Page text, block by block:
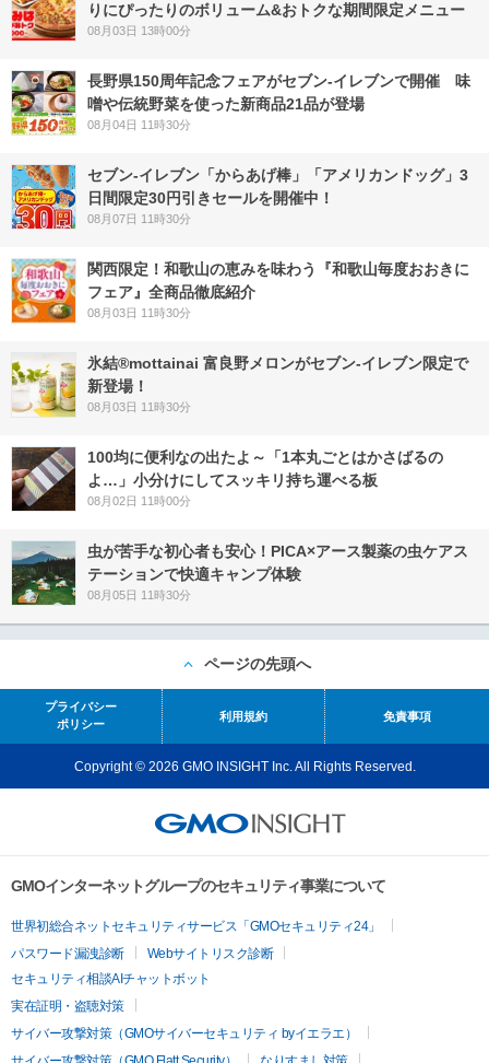
りにぴったりのボリューム&おトクな期間限定メニュー
08月03日 13時00分
長野県150周年記念フェアがセブン-イレブンで開催 味
噌や伝統野菜を使った新商品21品が登場
08月04日 11時30分
セブン‐イレブン「からあげ棒」「アメリカンドッグ」3
日間限定30円引きセールを開催中！
08月07日 11時30分
関西限定！和歌山の恵みを味わう『和歌山毎度おおきに
フェア』全商品徹底紹介
08月03日 11時30分
氷結®mottainai 富良野メロンがセブン‐イレブン限定で
新登場！
08月03日 11時30分
100均に便利なの出たよ～「1本丸ごとはかさばるの
よ…」小分けにしてスッキリ持ち運べる板
08月02日 11時00分
虫が苦手な初心者も安心！PICA×アース製薬の虫ケアス
テーションで快適キャンプ体験
08月05日 11時30分
ページの先頭へ
プライバシー
ポリシー
利用規約 免責事項
Copyright © 2026 GMO INSIGHT Inc. All Rights Reserved.
GMOインターネットグループのセキュリティ事業について
世界初総合ネットセキュリティサービス「GMOセキュリティ24」
パスワード漏洩診断
Webサイトリスク診断
セキュリティ相談AIチャットボット
実在証明・盗聴対策
サイバー攻撃対策（GMOサイバーセキュリティ byイエラエ）